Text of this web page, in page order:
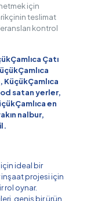
için
teslimat
kontrol
Çatı
KüçükÇamlıca
satan yerler,
en
nalbur,
ideal bir
inşaat projesi için
rol oynar.
geniş bir ürün